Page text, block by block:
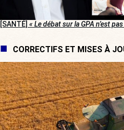
[SANTÉ] « Le débat sur la GPA n’est
CORRECTIFS ET MISES À